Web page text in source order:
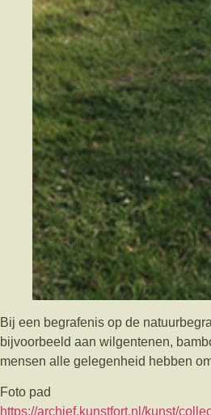
Bij een begrafenis op de
bijvoorbeeld aan wilgentenen,
mensen alle gelegenheid hebben
Foto pad
https://archief.kunstfort.nl/kunst/